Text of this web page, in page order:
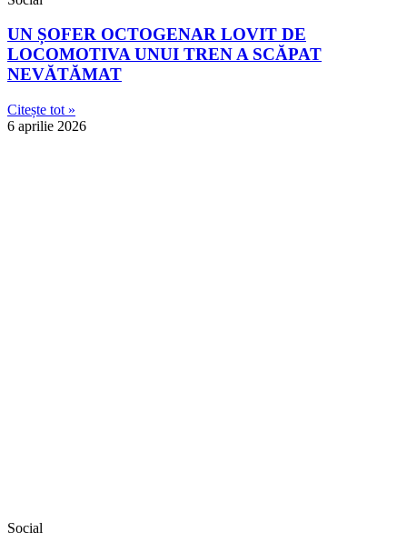
UN ȘOFER OCTOGENAR LOVIT DE
LOCOMOTIVA UNUI TREN A SCĂPAT
NEVĂTĂMAT
Citește tot »
6 aprilie 2026
Social